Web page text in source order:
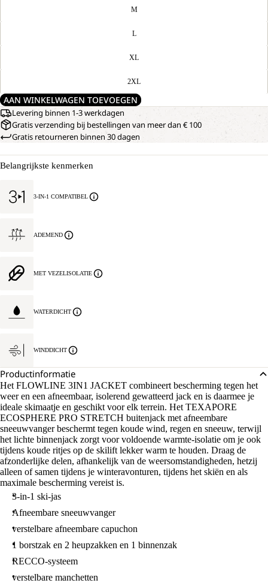
M
L
XL
2XL
AAN WINKELWAGEN TOEVOEGEN
Levering binnen 1-3 werkdagen
Gratis verzending bij bestellingen van meer dan € 100
Gratis retourneren binnen 30 dagen
Belangrijkste kenmerken
3-IN-1 COMPATIBEL
ADEMEND
MET VEZELISOLATIE
WATERDICHT
WINDDICHT
Productinformatie
Het FLOWLINE 3IN1 JACKET combineert bescherming tegen het
weer en een afneembaar, isolerend gewatteerd jack en is daarmee je
ideale skimaatje en geschikt voor elk terrein. Het TEXAPORE
ECOSPHERE PRO STRETCH buitenjack met afneembare
sneeuwvanger beschermt tegen koude wind, regen en sneeuw, terwijl
het lichte binnenjack zorgt voor voldoende warmte-isolatie om je ook
tijdens koude ritjes op de skilift lekker warm te houden. Draag de
afzonderlijke delen, afhankelijk van de weersomstandigheden, hetzij
alleen of samen tijdens je winteravonturen, tijdens het skiën en als
maximale bescherming vereist is.
3-in-1 ski-jas
Afneembare sneeuwvanger
verstelbare afneembare capuchon
1 borstzak en 2 heupzakken en 1 binnenzak
RECCO-systeem
verstelbare manchetten